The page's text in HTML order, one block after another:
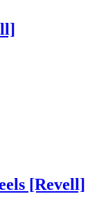
[Revell]